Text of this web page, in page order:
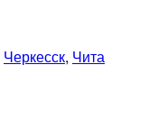
Черкесск, Чита